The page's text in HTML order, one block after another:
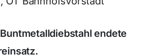
endete